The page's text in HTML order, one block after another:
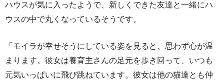
ハウスが気に入ったようで、新しくできた友達と一緒にハ
ウスの中で丸くなっているそうです。
「モイラが幸せそうにしている姿を見ると、思わず心が温
まります。彼女は養育主さんの足元を歩き回って、いつも
元気いっぱいに飛び跳ねています。彼女は他の猫達とも仲